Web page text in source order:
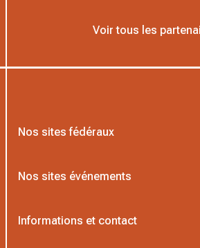
Voir tous les
Nos sites fédéraux
Nos sites événements
Informations et contact